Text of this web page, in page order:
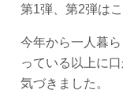
第1弾、第2弾は
今年から一人暮
っている以上に
気づきました。